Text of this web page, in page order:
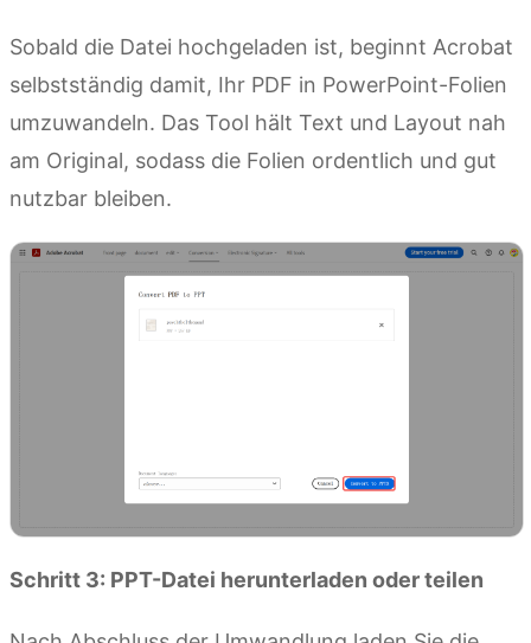
Sobald die Datei hochgeladen ist, beginnt Acrobat
selbstständig damit, Ihr PDF in PowerPoint-Folien
umzuwandeln. Das Tool hält Text und Layout nah
am Original, sodass die Folien ordentlich und gut
nutzbar bleiben.
Schritt 3: PPT-Datei herunterladen oder teilen